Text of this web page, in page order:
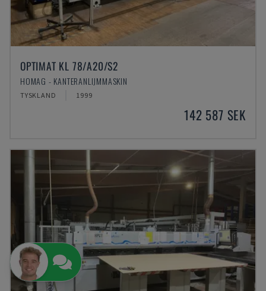
OPTIMAT KL 78/A20/S2
HOMAG - KANTERANLIJMMASKIN
TYSKLAND 1999
142 587 SEK